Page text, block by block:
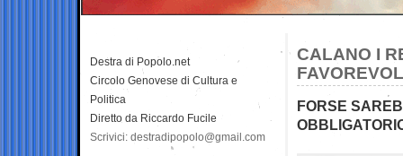
CALANO I
FORSE
Destra di Popolo.net
Circolo Genovese di Cultura e
Politica
Diretto da Riccardo Fucile
Scrivici: destradipopolo@gmail.com